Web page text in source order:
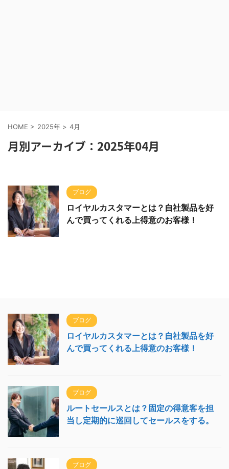
HOME > 2025年 > 4月
月別アーカイブ：2025年04月
ブログ
ロイヤルカスタマーとは？自社製品を好
んで買ってくれる上得意のお客様！
ブログ
ロイヤルカスタマーとは？自社製品を好
んで買ってくれる上得意のお客様！
ブログ
ルートセールスとは？固定の得意客を担
当し定期的に巡回してセールスをする。
ブログ